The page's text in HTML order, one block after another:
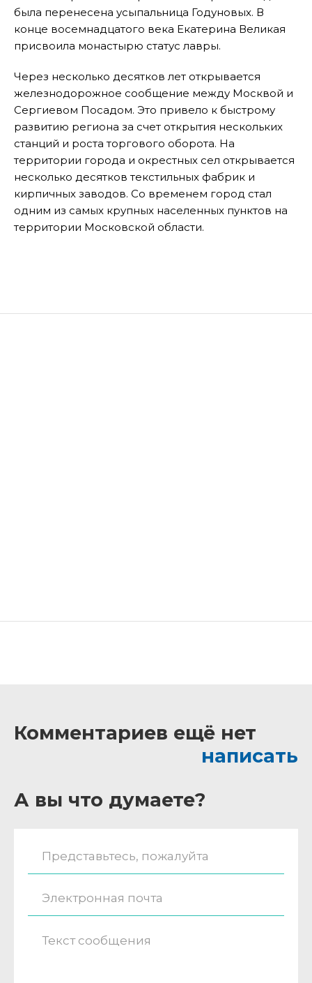
была перенесена усыпальница Годуновых. В
конце восемнадцатого века Екатерина Великая
присвоила монастырю статус лавры.
Через несколько десятков лет открывается
железнодорожное сообщение между Москвой и
Сергиевом Посадом. Это привело к быстрому
развитию региона за счет открытия нескольких
станций и роста торгового оборота. На
территории города и окрестных сел открывается
несколько десятков текстильных фабрик и
кирпичных заводов. Со временем город стал
одним из самых крупных населенных пунктов на
территории Московской области.
Комментариев ещё нет
написать
А вы что думаете?